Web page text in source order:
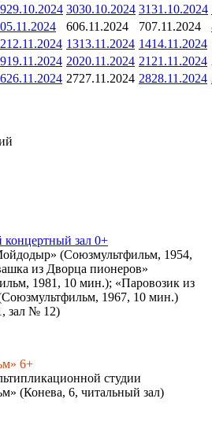
29.10.2024 3030.10.2024 3131.10.2024
05.11.2024 606.11.2024 707.11.2024
12.11.2024 1313.11.2024 1414.11.2024
19.11.2024 2020.11.2024 21 21.11.2024
26.11.2024 2727.11.2024 2828.11.2024
зал 0+
(Союзмультфильм, 1954,
из Дворца пионеров»
1981, 10 мин.); «Паровозик из
1967, 10 мин.)
зал № 12)
6+
студии
(Конева, 6, читальный зал)